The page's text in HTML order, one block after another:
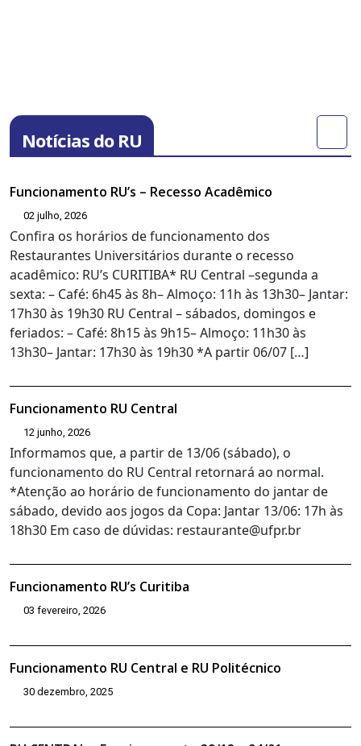
Notícias do RU
Funcionamento RU’s – Recesso Acadêmico
02 julho, 2026
Confira os horários de funcionamento dos
Restaurantes Universitários durante o recesso
acadêmico: RU’s CURITIBA* RU Central –segunda a
sexta: – Café: 6h45 às 8h– Almoço: 11h às 13h30– Jantar:
17h30 às 19h30 RU Central – sábados, domingos e
feriados: – Café: 8h15 às 9h15– Almoço: 11h30 às
13h30– Jantar: 17h30 às 19h30 *A partir 06/07 […]
Funcionamento RU Central
12 junho, 2026
Informamos que, a partir de 13/06 (sábado), o
funcionamento do RU Central retornará ao normal.
*Atenção ao horário de funcionamento do jantar de
sábado, devido aos jogos da Copa: Jantar 13/06: 17h às
18h30 Em caso de dúvidas: restaurante@ufpr.br
Funcionamento RU’s Curitiba
03 fevereiro, 2026
Funcionamento RU Central e RU Politécnico
30 dezembro, 2025